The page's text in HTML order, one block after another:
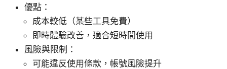
優點：
成本較低（某些工具免費）
即時體驗改善，適合短時間使用
風險與限制：
可能違反使用條款，帳號風險提升